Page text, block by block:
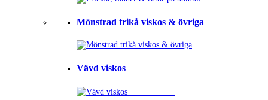
Mönstrad trikå viskos & övriga
Vävd viskos⠀⠀⠀⠀⠀⠀⠀⠀